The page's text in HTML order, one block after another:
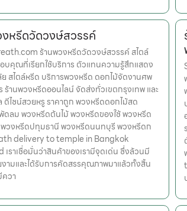
หรีดวัดวงษ์สวรรค์
ร้านพวงหรีดวัดวงษ์สวรรค์ สไตล์
บคุณที่เรียกใช้บริการ ตัวแทนความรู้สึกแสดง
สไตล์หรีด บริการพวงหรีด ดอกไม้จัดงานศพ
ร้านพวงหรีดออนไลน์ จัดส่งทั่วเขตกรุงเทพ และ
ไซน์สวยหรู ราคาถูก พวงหรีดดอกไม้สด
ลม พวงหรีดต้นไม้ พวงหรีดของใช้ พวงหรีด
พวงหรีดปทุมธานี พวงหรีดนนทบุรี พวงหรีดก
delivery to temple in Bangkok
เราเชื่อมั่นว่าสินค้าของเรามีจุดเด่น ซึ่งล้วนมี
ามและได้รับการคัดสรรคุณภาพมาแล้วทั้งสิ้น
วา